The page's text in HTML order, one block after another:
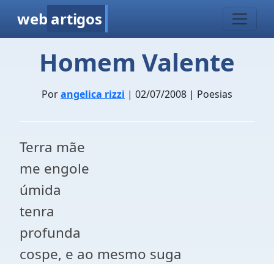
web artigos
Homem Valente
Porangelica rizzi | 02/07/2008 | Poesias
Terra mãe
me engole
úmida
tenra
profunda
cospe, e ao mesmo suga